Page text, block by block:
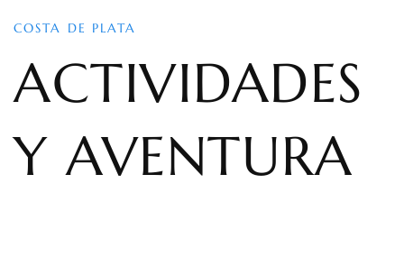
COSTA DE PLATA
ACTIVIDADES
Y AVENTURA